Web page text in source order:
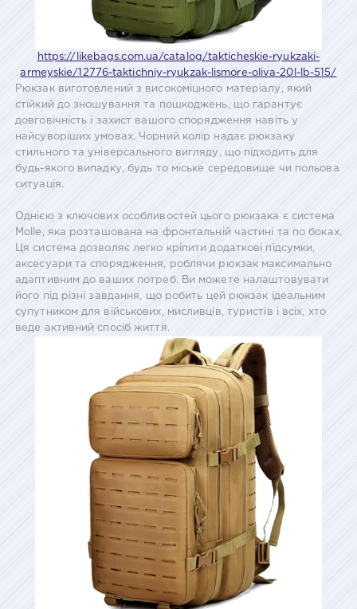
https://likebags.com.ua/catalog/takticheskie-ryukzaki-
armeyskie/12776-taktichniy-ryukzak-lismore-oliva-20l-lb-515/
Рюкзак виготовлений з високоміцного матеріалу, який
стійкий до зношування та пошкоджень, що гарантує
довговічність і захист вашого спорядження навіть у
найсуворіших умовах. Чорний колір надає рюкзаку
стильного та універсального вигляду, що підходить для
будь-якого випадку, будь то міське середовище чи польова
ситуація.
Однією з ключових особливостей цього рюкзака є система
Molle, яка розташована на фронтальній частині та по боках.
Ця система дозволяє легко кріпити додаткові підсумки,
аксесуари та спорядження, роблячи рюкзак максимально
адаптивним до ваших потреб. Ви можете налаштовувати
його під різні завдання, що робить цей рюкзак ідеальним
супутником для військових, мисливців, туристів і всіх, хто
веде активний спосіб життя.